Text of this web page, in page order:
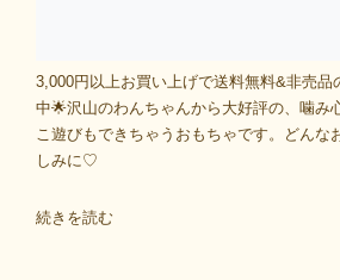
3,000円以上お買い上げで送料無料&非売品
中🌟沢山のわんちゃんから大好評の、噛み
こ遊びもできちゃうおもちゃです。どんな
しみに♡
続きを読む